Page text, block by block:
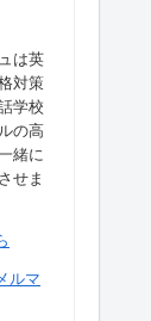
は英
対策
学校
の高
緒に
せま
ルマ